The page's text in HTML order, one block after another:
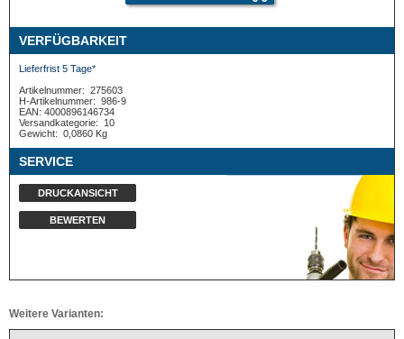
VERFÜGBARKEIT
Lieferfrist 5 Tage*
Artikelnummer: 275603
H-Artikelnummer: 986-9
EAN: 4000896146734
Versandkategorie:
10
Gewicht: 0,0860 Kg
SERVICE
DRUCKANSICHT
BEWERTEN
Weitere Varianten: